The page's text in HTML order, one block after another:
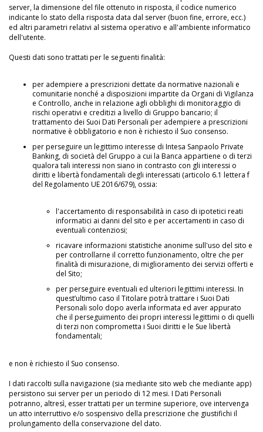
server, la dimensione del file ottenuto in risposta, il codice numerico
indicante lo stato della risposta data dal server (buon fine, errore, ecc.)
ed altri parametri relativi al sistema operativo e all'ambiente informatico
dell'utente.
Questi dati sono trattati per le seguenti finalità:
per adempiere a prescrizioni dettate da normative nazionali e
comunitarie nonché a disposizioni impartite da Organi di Vigilanza
e Controllo, anche in relazione agli obblighi di monitoraggio di
rischi operativi e creditizi a livello di Gruppo bancario; il
trattamento dei Suoi Dati Personali per adempiere a prescrizioni
normative è obbligatorio e non è richiesto il Suo consenso.
per perseguire un legittimo interesse di Intesa Sanpaolo Private
Banking, di società del Gruppo a cui la Banca appartiene o di terzi
qualora tali interessi non siano in contrasto con gli interessi o
diritti e libertà fondamentali degli interessati (articolo 6.1 lettera f
del Regolamento UE 2016/679), ossia:
l'accertamento di responsabilità in caso di ipotetici reati
informatici ai danni del sito e per accertamenti in caso di
eventuali contenziosi;
ricavare informazioni statistiche anonime sull'uso del sito e
per controllarne il corretto funzionamento, oltre che per
finalità di misurazione, di miglioramento dei servizi offerti e
del Sito;
per perseguire eventuali ed ulteriori legittimi interessi. In
quest’ultimo caso il Titolare potrà trattare i Suoi Dati
Personali solo dopo averla informata ed aver appurato
che il perseguimento dei propri interessi legittimi o di quelli
di terzi non comprometta i Suoi diritti e le Sue libertà
fondamentali;
e non è richiesto il Suo consenso.
I dati raccolti sulla navigazione (sia mediante sito web che mediante app)
persistono sui server per un periodo di 12 mesi. I Dati Personali
potranno, altresì, esser trattati per un termine superiore, ove intervenga
un atto interruttivo e/o sospensivo della prescrizione che giustifichi il
prolungamento della conservazione del dato.